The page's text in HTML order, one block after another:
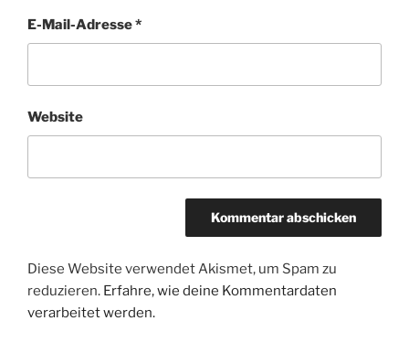
E-Mail-Adresse*
Website
Diese Website verwendet Akismet, um Spam zu
reduzieren. Erfahre, wie deine Kommentardaten
verarbeitet werden.